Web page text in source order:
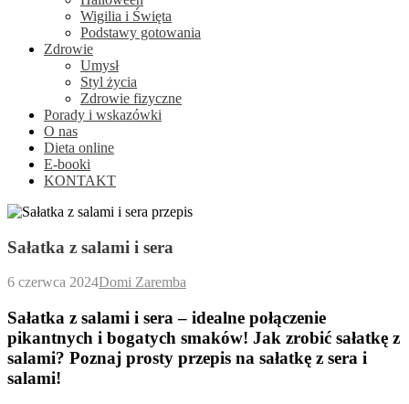
Wigilia i Święta
Podstawy gotowania
Zdrowie
Umysł
Styl życia
Zdrowie fizyczne
Porady i wskazówki
O nas
Dieta online
E-booki
KONTAKT
Sałatka z salami i sera
6 czerwca 2024Domi Zaremba
Sałatka z salami i sera – idealne połączenie
pikantnych i bogatych smaków! Jak zrobić sałatkę z
salami? Poznaj prosty przepis na sałatkę z sera i
salami!